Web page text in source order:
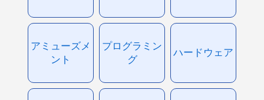
アミューズメ
ント
プログラミン
グ
ハードウェア